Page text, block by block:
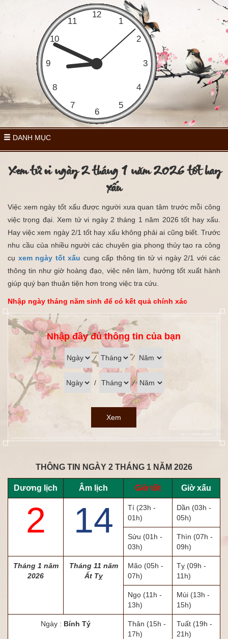
DANH MỤC
Xem tử vi ngày 2 tháng 1 năm 2026 tốt hay
xấu
Việc xem ngày tốt xấu được người xưa quan tâm trước mỗi công
việc trọng đại. Xem tử vi ngày 2 tháng 1 năm 2026 tốt hay xấu.
Hay việc xem ngày 2/1 tốt hay xấu không phải ai cũng biết. Trước
nhu cầu của nhiều người các chuyên gia phong thủy tạo ra công
cụ xem ngày tốt xấu cung cấp thông tin tử vi ngày 2/1 với các
thông tin như giờ hoàng đạo, việc nên làm, hướng tốt xuất hành
giúp quý bạn thuận tiện hơn trong việc tra cứu.
Nhập ngày tháng năm sinh để có kết quả chính xác
Nhập đầy đủ thông tin của bạn
⁄ ⁄
/ ⁄
Xem
THÔNG TIN NGÀY 2 THÁNG 1 NĂM 2026
Dương lịch Âm lịch Giờ tốt Giờ xấu
2 14 Tí (23h -
01h)
Dần (03h -
05h)
Sửu (01h -
03h)
Thìn (07h -
09h)
Tháng 1 năm
2026
Tháng 11 năm
Ất Tỵ
Mão (05h -
07h)
Tỵ (09h -
11h)
Ngọ (11h -
13h)
Mùi (13h -
15h)
Ngày : Bính Tý Thân (15h -
17h)
Tuất (19h -
21h)